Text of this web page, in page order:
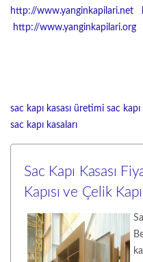
http://www.yanginkapilari.net
http://www.yanginkapilari.org
sac kapı kasası üretimi sac kapı
sac kapı kasaları
Sac Kapı Kasası
Kapısı ve Çelik